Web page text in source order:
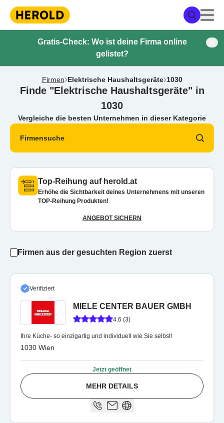
Gratis-Check: Wo ist deine Firma online
gelistet?
Firmen Elektrische Haushaltsgeräte 1030
Finde "Elektrische Haushaltsgeräte" in
1030
Vergleiche die besten Unternehmen in dieser Kategorie
Firmensuche
Top-Reihung auf herold.at
Erhöhe die Sichtbarkeit deines Unternehmens mit unseren
TOP-Reihung Produkten!
ANGEBOT SICHERN
Firmen aus der gesuchten Region zuerst
Verifiziert
MIELE CENTER BAUER GMBH
4.6 (3)
Ihre Küche- so einzigartig und individuell wie Sie selbst!
1030 Wien
Jetzt geöffnet
MEHR DETAILS